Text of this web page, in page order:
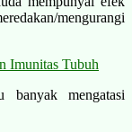
mengurangi
Imunitas Tubuh
banyak mengatasi